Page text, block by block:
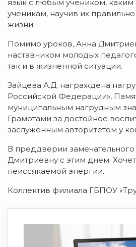
язык с любым учеником,
ученикам, научив их
жизни.
Помимо уроков, Анна
наставником молодых
так и в жизненной ситуации.
Зайцева А.Д. награждена
Российской Федерации»,
муниципальным нагрудным
Грамотами за достойное
заслуженным авторитетом у
В преддверии
Дмитриевну с этим днем.
неиссякаемой энергии.
Коллектив филиала ГБПОУ